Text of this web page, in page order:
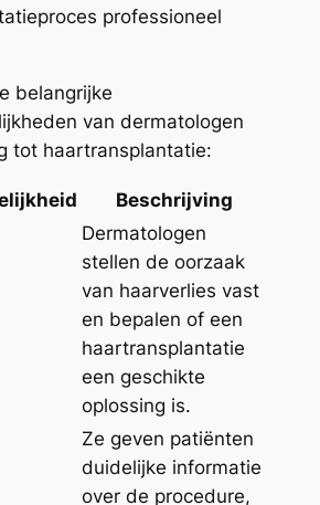
professioneel
belangrijke
van dermatologen
tot haartransplantatie:
Beschrijving
Dermatologen
stellen de oorzaak
van haarverlies vast
en bepalen of een
haartransplantatie
een geschikte
oplossing is.
Ze geven patiënten
duidelijke informatie
over de procedure,